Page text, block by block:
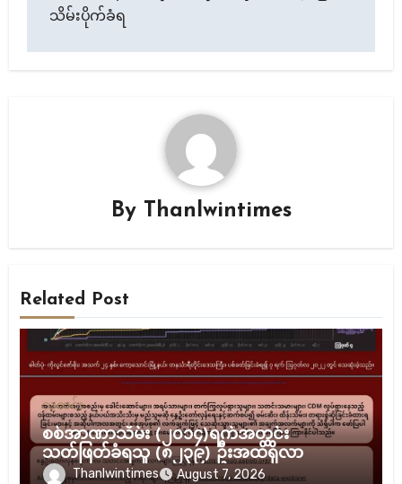
သိမ်းပိုက်ခံရ
By Thanlwintimes
Related Post
သတင်း
စစ်အာဏာသိမ်း (၂၀၁၄)ရက်အတွင်း
သတ်ဖြတ်ခံရသူ (၈၂၃၉) ဦးအထိရှိလာ
Thanlwintimes August 7, 2026